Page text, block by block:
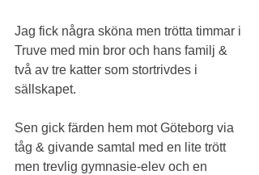
Jag fick några sköna men trötta timmar i
Truve med min bror och hans familj &
två av tre katter som stortrivdes i
sällskapet.
Sen gick färden hem mot Göteborg via
tåg & givande samtal med en lite trött
men trevlig gymnasie-elev och en